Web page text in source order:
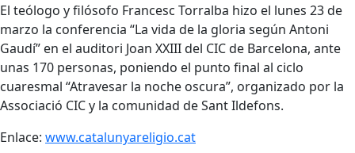
El teólogo y filósofo Francesc Torralba hizo el lunes 23 de
marzo la conferencia “La vida de la gloria según Antoni
Gaudí” en el auditori Joan XXIII del CIC de Barcelona, ante
unas 170 personas, poniendo el punto final al ciclo
cuaresmal “Atravesar la noche oscura”, organizado por la
Associació CIC y la comunidad de Sant Ildefons.
Enlace: www.catalunyareligio.cat